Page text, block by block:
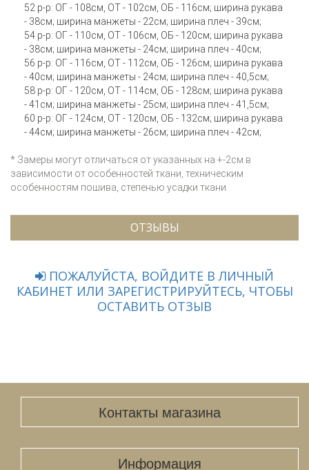
52 р-р: ОГ - 108см, ОТ - 102см, ОБ - 116см; ширина рукава
- 38см; ширина манжеты - 22см; ширина плеч - 39см;
54 р-р: ОГ - 110см, ОТ - 106см, ОБ - 120см; ширина рукава
- 38см; ширина манжеты - 24см; ширина плеч - 40см;
56 р-р: ОГ - 116см, ОТ - 112см, ОБ - 126см; ширина рукава
- 40см; ширина манжеты - 24см; ширина плеч - 40,5см;
58 р-р: ОГ - 120см, ОТ - 114см, ОБ - 128см; ширина рукава
- 41см; ширина манжеты - 25см; ширина плеч - 41,5см;
60 р-р: ОГ - 124см, ОТ - 120см, ОБ - 132см; ширина рукава
- 44см; ширина манжеты - 26см; ширина плеч - 42см;
* Замеры могут отличаться от указанных на +-2см в
зависимости от особенностей ткани, техническим
особенностям пошива, степенью усадки ткани.
ОТЗЫВЫ
ПОЖАЛУЙСТА, ВОЙДИТЕ В ЛИЧНЫЙ
КАБИНЕТ ИЛИ ЗАРЕГИСТРИРУЙТЕСЬ, ЧТОБЫ
ОСТАВИТЬ ОТЗЫВ
Контакты магазина
Информация